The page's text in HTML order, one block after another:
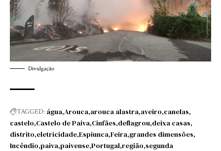
Divulgação
TAGGED: água Arouca arouca alastra aveiro canelas
castelo Castelo de Paiva Cinfães deflagrou deixa casas
distrito eletricidade Espiunca Feira grandes dimensões
Incêndio paiva paivense Portugal região segunda